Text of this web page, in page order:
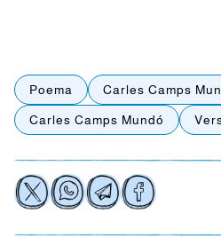
Poema Carles Camps
Carles Camps Mundó